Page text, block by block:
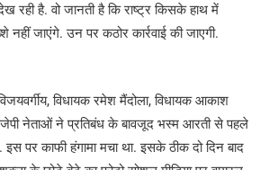
रही है. वो जानती है कि राष्ट्र किसके हाथ में
नहीं जाएंगे. उन पर कठोर कार्रवाई की जाएगी.
विधायक रमेश मैंदोला, विधायक आकाश
नेताओं ने प्रतिबंध के बावजूद भस्म आरती से पहले
पर काफी हंगामा मचा था. इसके ठीक दो दिन बाद